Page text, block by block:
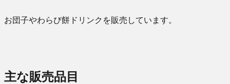
お団子やわらび餅ドリンクを販売しています。
主な販売品目